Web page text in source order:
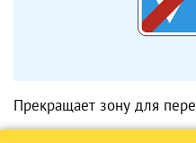
Прекращает зону для